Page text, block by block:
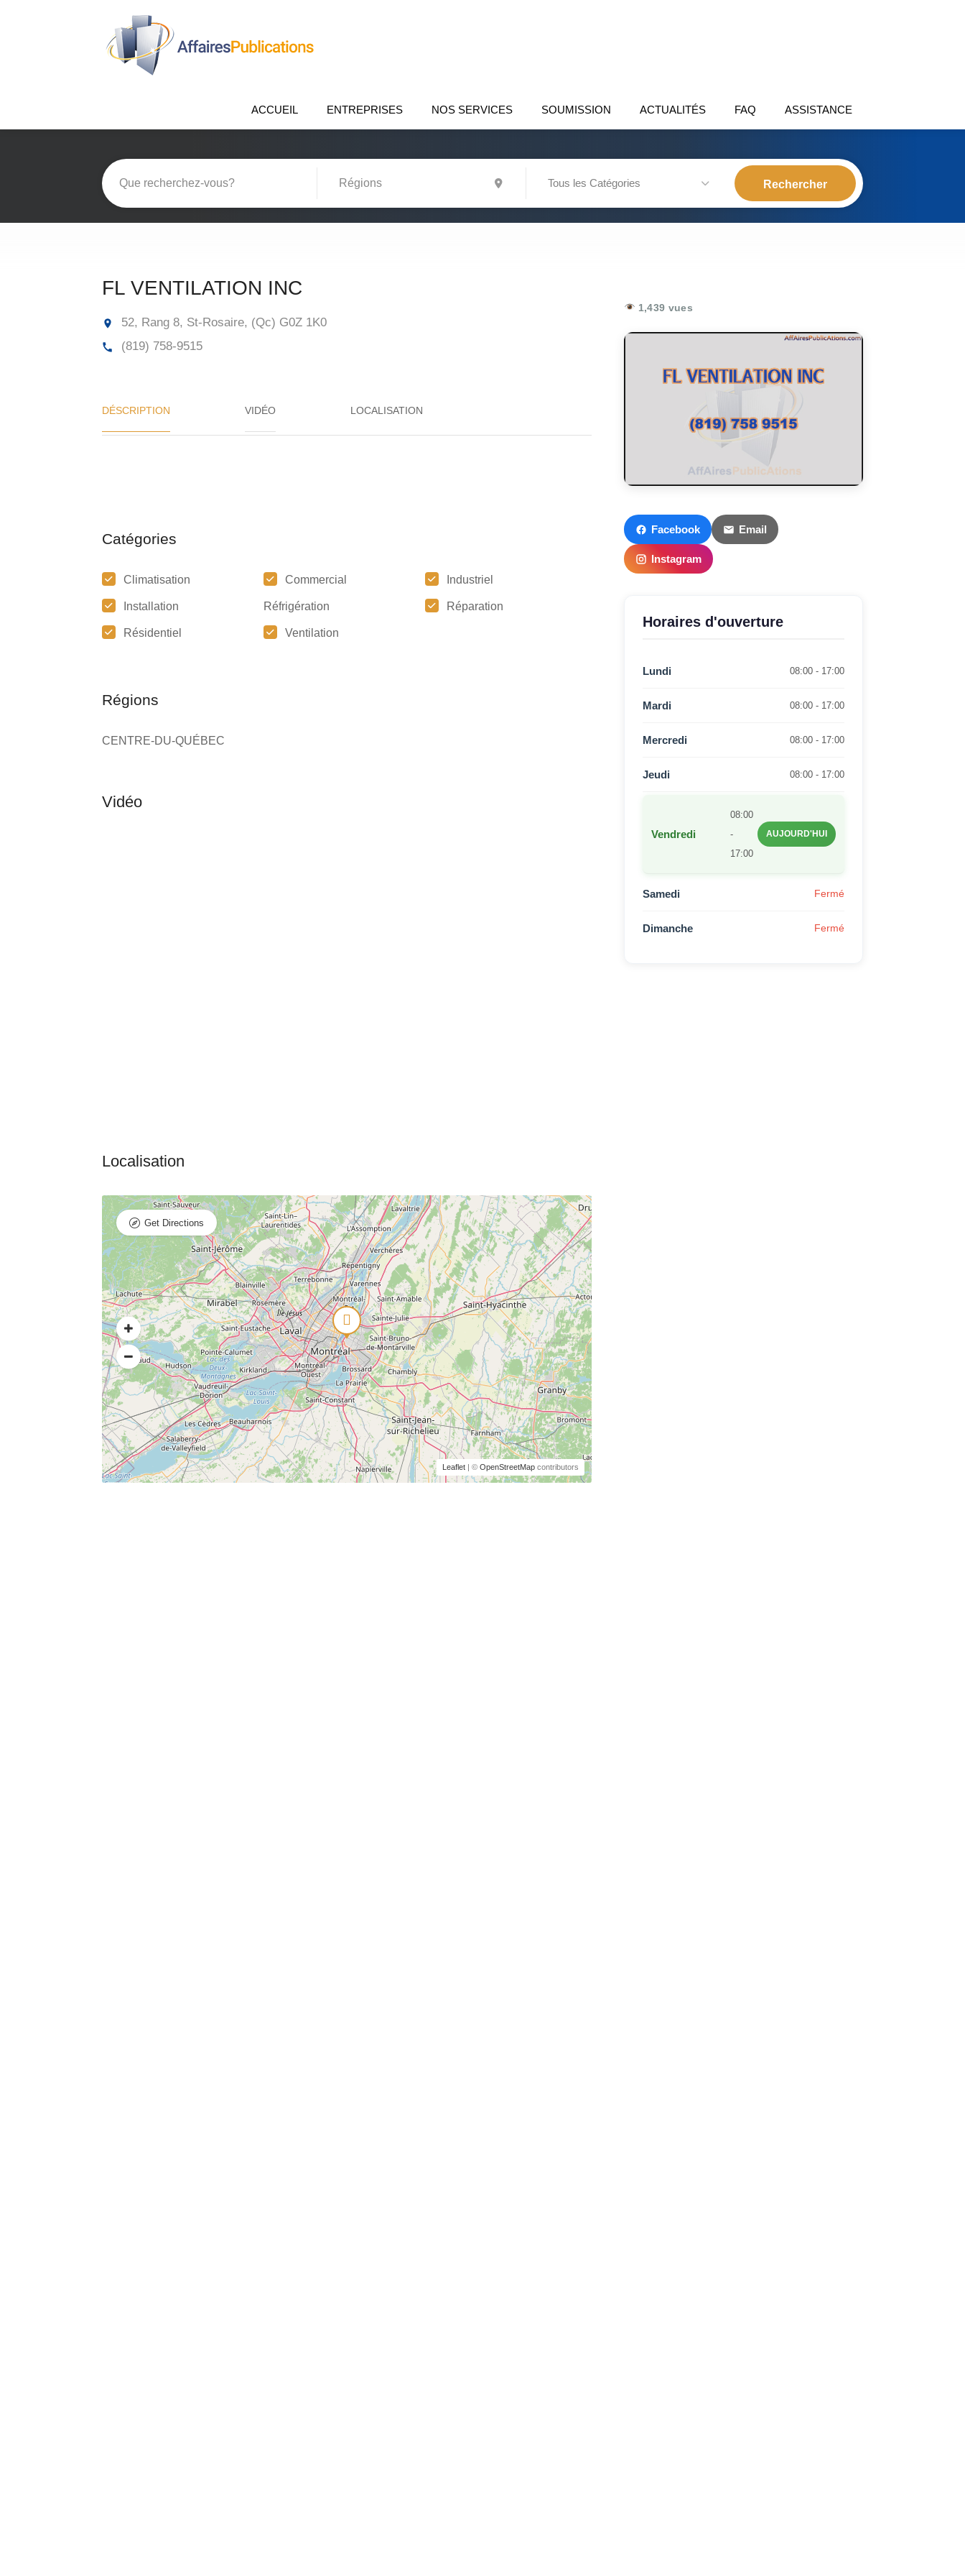
ACCUEIL ENTREPRISES NOS SERVICES SOUMISSION ACTUALITÉS FAQ ASSISTANCE
Tous les Catégories
FL VENTILATION INC
52, Rang 8, St-Rosaire, (Qc) G0Z 1K0
(819) 758-9515
DÉSCRIPTION VIDÉO
Catégories
Climatisation Commercial Industriel
Installation Réfrigération Réparation
Résidentiel Ventilation
Régions
CENTRE-DU-QUÉBEC
Leaflet| © OpenStreetMapcontributors
Get Directions
1,439 vues
Facebook Email
Instagram
Horaires d'ouverture
Lundi 08:00 - 17:00
Mardi 08:00 - 17:00
Mercredi 08:00 - 17:00
Jeudi 08:00 - 17:00
Vendredi
08:00
-
17:00
AUJOURD'HUI
Samedi Fermé
Dimanche Fermé